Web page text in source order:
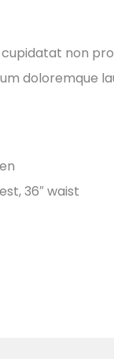
non
doloremque
36″ waist